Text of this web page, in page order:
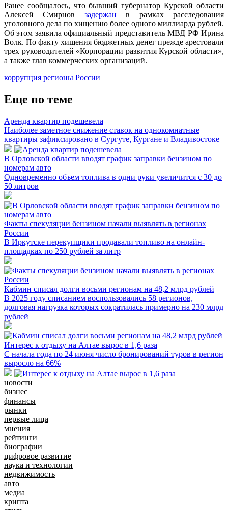
Ранее сообщалось, что бывший губернатор Курской области
Алексей Смирнов задержан в рамках расследования
уголовного дела по хищению более одного миллиарда рублей.
Об этом заявила официальный представитель МВД РФ Ирина
Волк. По факту хищения бюджетных денег прежде арестовали
трех руководителей «Корпорации развития Курской области»,
а также глав коммерческих организаций.
коррупция регионы России
Еще по теме
Аренда квартир подешевела
Наиболее заметное снижение ставок на однокомнатные
квартиры зафиксировано в Сургуте, Кургане и Владивостоке
В Орловской области вводят график заправки бензином по
номерам авто
Одновременно объем топлива в одни руки увеличится с 30 до
50 литров
Факты спекуляции бензином начали выявлять в регионах
России
В Иркутске перекупщики продавали топливо на онлайн-
площадках по 250 рублей за литр
Кабмин списал долги восьми регионам на 48,2 млрд рублей
В 2025 году списанием воспользовались 58 регионов,
долговая нагрузка которых сократилась примерно на 230 млрд
рублей
Интерес к отдыху на Алтае вырос в 1,6 раза
С начала года по 24 июня число бронирований туров в регион
выросло на 66%
новости
бизнес
финансы
рынки
первые лица
мнения
рейтинги
биографии
цифровое развитие
наука и технологии
недвижимость
авто
медиа
крипта